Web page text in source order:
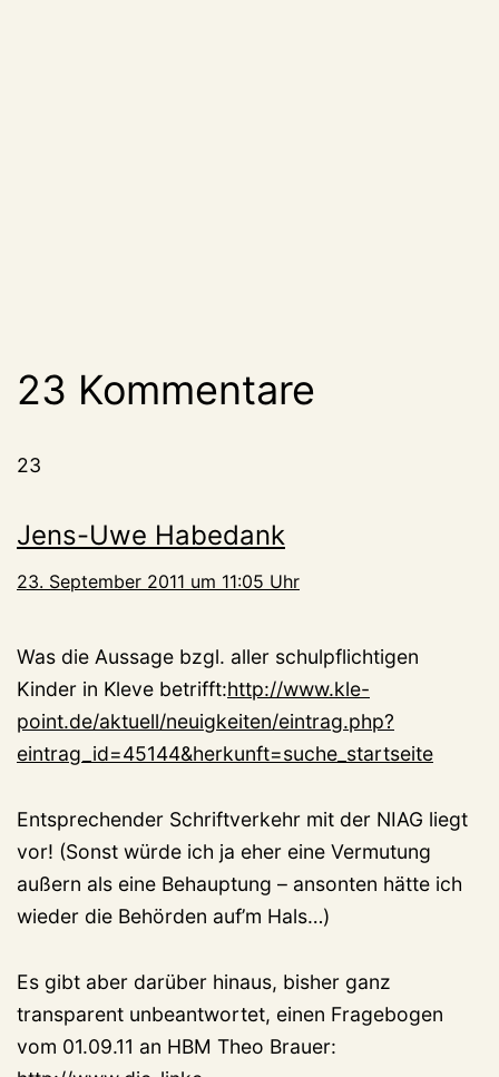
23 Kommentare
23
Jens-Uwe Habedank
23. September 2011 um 11:05 Uhr
Was die Aussage bzgl. aller schulpflichtigen
Kinder in Kleve betrifft:http://www.kle-
point.de/aktuell/neuigkeiten/eintrag.php?
eintrag_id=45144&herkunft=suche_startseite
Entsprechender Schriftverkehr mit der NIAG liegt
vor! (Sonst würde ich ja eher eine Vermutung
außern als eine Behauptung – ansonten hätte ich
wieder die Behörden auf’m Hals…)
Es gibt aber darüber hinaus, bisher ganz
transparent unbeantwortet, einen Fragebogen
vom 01.09.11 an HBM Theo Brauer: